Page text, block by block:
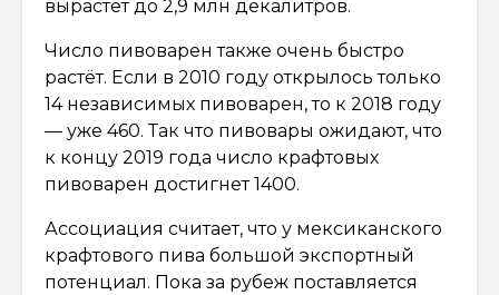
вырастет до 2,9 млн декалитров.
Число пивоварен также очень быстро
растёт. Если в 2010 году открылось только
14 независимых пивоварен, то к 2018 году
— уже 460. Так что пивовары ожидают, что
к концу 2019 года число крафтовых
пивоварен достигнет 1400.
Ассоциация считает, что у мексиканского
крафтового пива большой экспортный
потенциал. Пока за рубеж поставляется